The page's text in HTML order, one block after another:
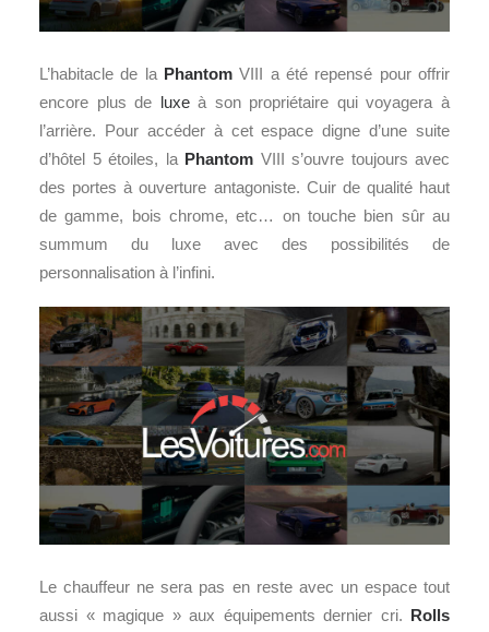
L’habitacle de la Phantom VIII a été repensé pour offrir
encore plus de luxeà son propriétaire qui voyagera à
l’arrière. Pour accéder à cet espace digne d’une suite
d’hôtel 5 étoiles, la Phantom VIII s’ouvre toujours avec
des portes à ouverture antagoniste. Cuir de qualité haut
de gamme, bois chrome, etc… on touche bien sûr au
summum du luxe avec des possibilités de
personnalisation à l’infini.
Le chauffeur ne sera pas en reste avec un espace tout
aussi « magique » aux équipements dernier cri. Rolls